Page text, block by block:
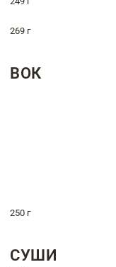
269 г
ВОК
250 г
СУШИ